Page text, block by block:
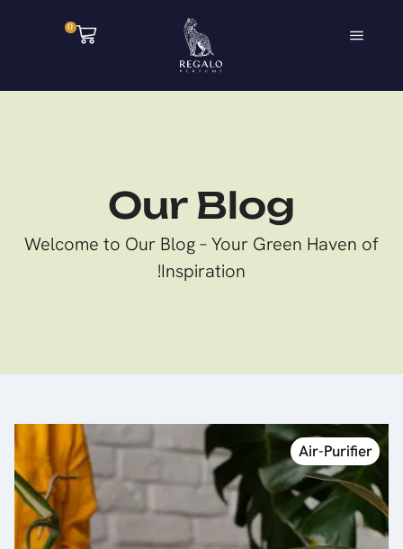
0
Our Blog
Welcome to Our Blog – Your Green Haven of
Inspiration!
Air-Purifier